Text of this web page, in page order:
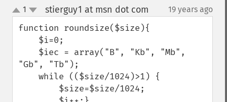
up
down
1 stierguy1 at msn dot com 19 years ago
function roundsize($size){
"Gb", "Tb");